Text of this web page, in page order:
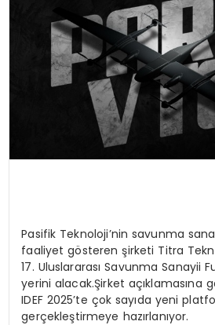
Pasifik Teknoloji’nin savunma
faaliyet gösteren şirketi Titra
17. Uluslararası Savunma Sanayii
yerini alacak.Şirket açıklamasına
IDEF 2025’te çok sayıda yeni
gerçekleştirmeye hazırlanıyor.